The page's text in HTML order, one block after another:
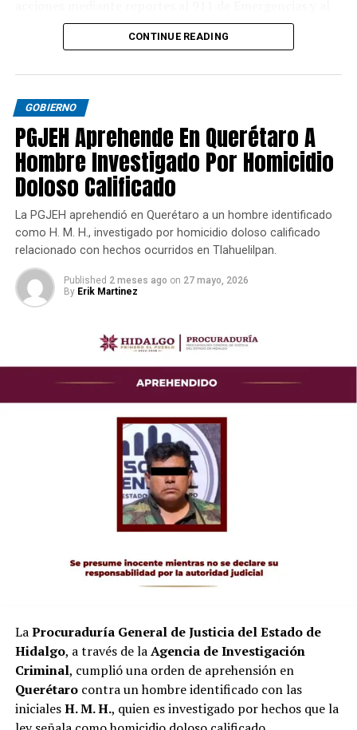
089 de Denuncia Anónima.
CONTINUE READING
GOBIERNO
PGJEH Aprehende En Querétaro A
Hombre Investigado Por Homicidio
Doloso Calificado
La PGJEH aprehendió en Querétaro a un hombre identificado
como H. M. H., investigado por homicidio doloso calificado
relacionado con hechos ocurridos en Tlahuelilpan.
Published 2 meses ago on 27 mayo, 2026
By Erik Martinez
LaProcuraduría General de Justicia del Estado de
Hidalgo, a través de laAgencia de Investigación
Criminal, cumplió una orden de aprehensión en
Querétarocontra un hombre identificado con las
inicialesH. M. H., quien es investigado por hechos que la